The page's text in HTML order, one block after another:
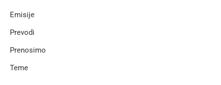
Emisije
Prevodi
Prenosimo
Teme